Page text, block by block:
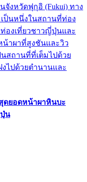
จังหวัดฟุกุอิ (Fukui) ทาง
ป็นหนึ่งในสถานที่ท่อง
องเที่ยวชาวญี่ปุ่นและ
น้าผาที่สูงชันและวิว
สถานที่ที่เต็มไปด้วย
ไปด้วยตำนานและ
ดยอดหน้าผาหินบะ
น